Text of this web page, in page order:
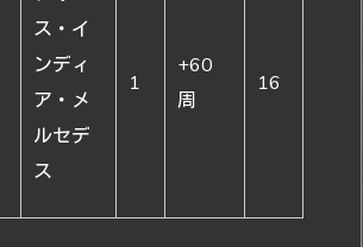
ス・イ
ンディ
ア・メ
ルセデ
ス
1
+60
周
16